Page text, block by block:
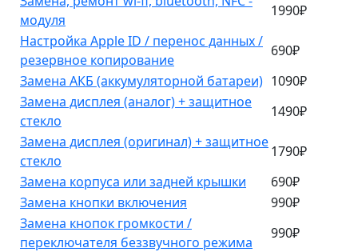
модуля
1990₽
Настройка Apple ID / перенос данных /
резервное копирование
690₽
Замена АКБ (аккумуляторной батареи) 1090₽
Замена дисплея (аналог) + защитное
стекло
1490₽
Замена дисплея (оригинал) + защитное
стекло
1790₽
Замена корпуса или задней крышки
690₽
Замена кнопки включения
990₽
Замена кнопок громкости /
переключателя беззвучного режима
990₽